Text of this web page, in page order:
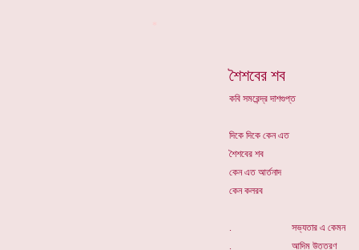
শৈশবের শব
কবি সমরেন্দ্র দাশগুপ্ত
দিকে দিকে কেন এত
শৈশবের শব
কেন এত আর্তনাদ
কেন কলরব
. সভ্যতার এ কেমন
. আদিম উত্তরণ